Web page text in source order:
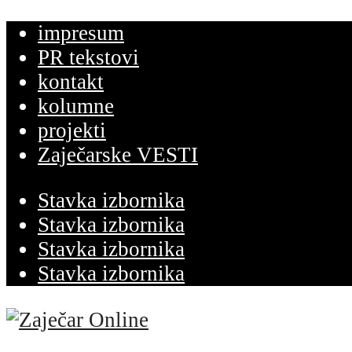
impresum
PR tekstovi
kontakt
kolumne
projekti
Zaječarske VESTI
Stavka izbornika
Stavka izbornika
Stavka izbornika
Stavka izbornika